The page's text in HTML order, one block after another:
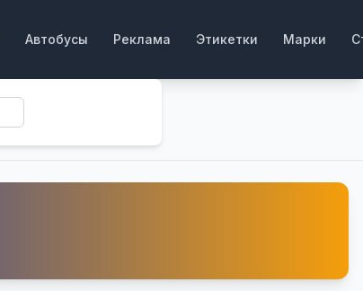
Автобусы Реклама Этикетки Марки